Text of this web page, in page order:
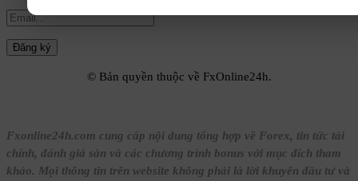
© Bản quyền thuộc về FxOnline24h.
Fxonline24h.com cung cấp nội dung tổng hợp về Forex, tin tức tài
chính, đánh giá sàn và các chương trình bonus với mục đích tham
khảo. Mọi thông tin trên website không phải là lời khuyên đầu tư và